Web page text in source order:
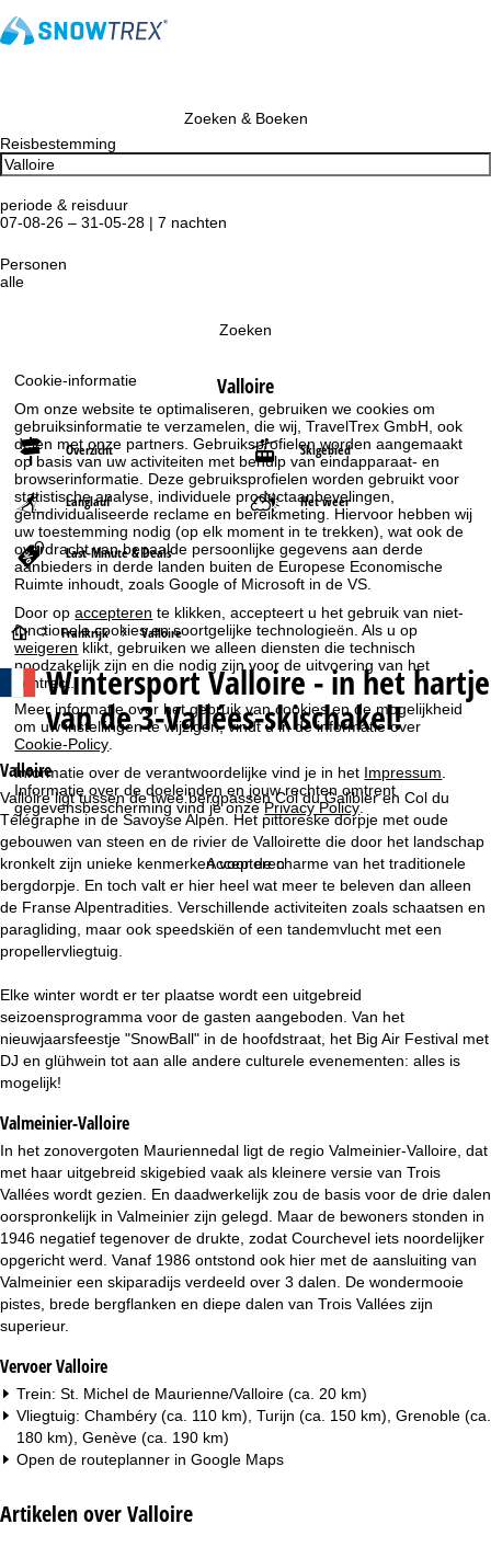
Cookie-informatie
Om onze website te optimaliseren, gebruiken we cookies om
gebruiksinformatie te verzamelen, die wij, TravelTrex GmbH, ook
delen met onze partners. Gebruiksprofielen worden aangemaakt
op basis van uw activiteiten met behulp van eindapparaat- en
browserinformatie. Deze gebruiksprofielen worden gebruikt voor
statistische analyse, individuele productaanbevelingen,
geïndividualiseerde reclame en bereikmeting. Hiervoor hebben wij
uw toestemming nodig (op elk moment in te trekken), wat ook de
overdracht van bepaalde persoonlijke gegevens aan derde
aanbieders in derde landen buiten de Europese Economische
Ruimte inhoudt, zoals Google of Microsoft in de VS.
Door opaccepteren te klikken, accepteert u het gebruik van niet-
functionele cookies en soortgelijke technologieën. Als u op
weigeren klikt, gebruiken we alleen diensten die technisch
noodzakelijk zijn en die nodig zijn voor de uitvoering van het
contract.
Meer informatie over het gebruik van cookies en de mogelijkheid
om uw instellingen te wijzigen, vindt u in de informatie over
Cookie-Policy
Informatie over de verantwoordelijke vind je in het Impressum
Informatie over de doeleinden en jouw rechten omtrent
gegevensbescherming vind je onzePrivacy Policy.
Accepteren
Zoeken & Boeken
Reisbestemming
periode & reisduur
07-08-26 – 31-05-28 | 7 nachten
Personen
alle
Zoeken
Valloire
Overzicht Skigebied
Langlauf Het weer
Last-Minute & Deals
S
t
a
r
t
p
a
g
i
n
a
Frankrijk Valloire
WintersportValloire - in het hartje
van de 3-Vallées-skischakel!
Valloire
Valloire ligt tussen de twee bergpassen Col du Galibier en Col du
Télégraphe in de Savoyse Alpen. Het pittoreske dorpje met oude
gebouwen van steen en de rivier de Valloirette die door het landschap
kronkelt zijn unieke kenmerken voor de charme van het traditionele
bergdorpje. En toch valt er hier heel wat meer te beleven dan alleen
de Franse Alpentradities. Verschillende activiteiten zoals schaatsen en
paragliding, maar ook speedskiën of een tandemvlucht met een
propellervliegtuig.
Elke winter wordt er ter plaatse wordt een uitgebreid
seizoensprogramma voor de gasten aangeboden. Van het
nieuwjaarsfeestje "SnowBall" in de hoofdstraat, het Big Air Festival met
DJ en glühwein tot aan alle andere culturele evenementen: alles is
mogelijk!
Valmeinier-Valloire
In het zonovergoten Mauriennedal ligt de regio Valmeinier-Valloire, dat
met haar uitgebreid skigebied vaak als kleinere versie van Trois
Vallées wordt gezien. En daadwerkelijk zou de basis voor de drie dalen
oorspronkelijk in Valmeinier zijn gelegd. Maar de bewoners stonden in
1946 negatief tegenover de drukte, zodat Courchevel iets noordelijker
opgericht werd. Vanaf 1986 ontstond ook hier met de aansluiting van
Valmeinier een skiparadijs verdeeld over 3 dalen. De wondermooie
pistes, brede bergflanken en diepe dalen van Trois Vallées zijn
superieur.
Vervoer Valloire
Trein: St. Michel de Maurienne/Valloire (ca. 20 km)
Vliegtuig: Chambéry (ca. 110 km), Turijn (ca. 150 km), Grenoble (ca.
180 km), Genève (ca. 190 km)
Open de routeplanner in Google Maps
Artikelen over Valloire